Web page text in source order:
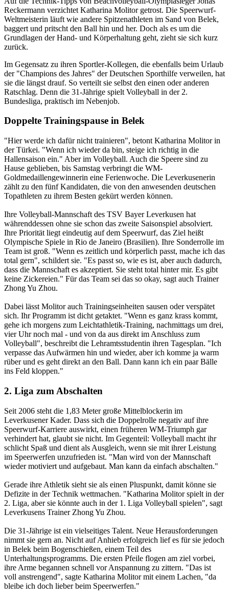
Reckermann verzichtet Katharina Molitor getrost. Die Speerwurf-
Weltmeisterin läuft wie andere Spitzenathleten im Sand von Belek,
baggert und pritscht den Ball hin und her. Doch als es um die
Grundlagen der Hand- und Körperhaltung geht, zieht sie sich kurz
zurück.
Im Gegensatz zu ihren Sportler-Kollegen, die ebenfalls beim Urlaub
der "Champions des Jahres" der Deutschen Sporthilfe verweilen, hat
sie die längst drauf. So verteilt sie selbst den einen oder anderen
Ratschlag. Denn die 31-Jährige spielt Volleyball in der 2.
Bundesliga, praktisch im Nebenjob.
Doppelte Trainingspause in Belek
"Hier werde ich dafür nicht trainieren", betont Katharina Molitor in
der Türkei. "Wenn ich wieder da bin, steige ich richtig in die
Hallensaison ein." Aber im Volleyball. Auch die Speere sind zu
Hause geblieben, bis Samstag verbringt die WM-
Goldmedaillengewinnerin eine Ferienwoche. Die Leverkusenerin
zählt zu den fünf Kandidaten, die von den anwesenden deutschen
Topathleten zu ihrem Besten gekürt werden können.
Ihre Volleyball-Mannschaft des TSV Bayer Leverkusen hat
währenddessen ohne sie schon das zweite Saisonspiel absolviert.
Ihre Priorität liegt eindeutig auf dem Speerwurf, das Ziel heißt
Olympische Spiele in Rio de Janeiro (Brasilien). Ihre Sonderrolle im
Team ist groß. "Wenn es zeitlich und körperlich passt, mache ich das
total gern", schildert sie. "Es passt so, wie es ist, aber auch dadurch,
dass die Mannschaft es akzeptiert. Sie steht total hinter mir. Es gibt
keine Zickereien." Für das Team sei das so okay, sagt auch Trainer
Zhong Yu Zhou.
Dabei lässt Molitor auch Trainingseinheiten sausen oder verspätet
sich. Ihr Programm ist dicht getaktet. "Wenn es ganz krass kommt,
gehe ich morgens zum Leichtathletik-Training, nachmittags um drei,
vier Uhr noch mal - und von da aus direkt im Anschluss zum
Volleyball", beschreibt die Lehramtsstudentin ihren Tagesplan. "Ich
verpasse das Aufwärmen hin und wieder, aber ich komme ja warm
rüber und es geht direkt an den Ball. Dann kann ich ein paar Bälle
ins Feld kloppen."
2. Liga zum Abschalten
Seit 2006 steht die 1,83 Meter große Mittelblockerin im
Leverkusener Kader. Dass sich die Doppelrolle negativ auf ihre
Speerwurf-Karriere auswirkt, einen früheren WM-Triumph gar
verhindert hat, glaubt sie nicht. Im Gegenteil: Volleyball macht ihr
schlicht Spaß und dient als Ausgleich, wenn sie mit ihrer Leistung
im Speerwerfen unzufrieden ist. "Man wird von der Mannschaft
wieder motiviert und aufgebaut. Man kann da einfach abschalten."
Gerade ihre Athletik sieht sie als einen Pluspunkt, damit könne sie
Defizite in der Technik wettmachen. "Katharina Molitor spielt in der
2. Liga, aber sie könnte auch in der 1. Liga Volleyball spielen", sagt
Leverkusens Trainer Zhong Yu Zhou.
Die 31-Jährige ist ein vielseitiges Talent. Neue Herausforderungen
nimmt sie gern an. Nicht auf Anhieb erfolgreich lief es für sie jedoch
in Belek beim Bogenschießen, einem Teil des
Unterhaltungsprogramms. Die ersten Pfeile flogen am ziel vorbei,
ihre Arme begannen schnell vor Anspannung zu zittern. "Das ist
voll anstrengend", sagte Katharina Molitor mit einem Lachen, "da
bleibe ich doch lieber beim Speerwerfen."